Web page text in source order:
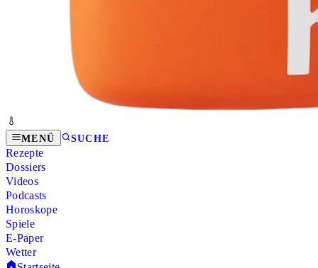
MENÜ SUCHE
Rezepte
Dossiers
Videos
Podcasts
Horoskope
Spiele
E-Paper
Wetter